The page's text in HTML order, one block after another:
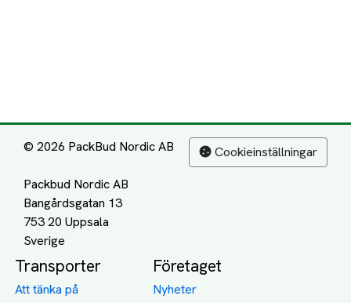
© 2026 PackBud Nordic AB
Packbud Nordic AB
Bangårdsgatan 13
753 20 Uppsala
Cookieinställningar
Transporter
Att tänka på
Företaget
Nyheter